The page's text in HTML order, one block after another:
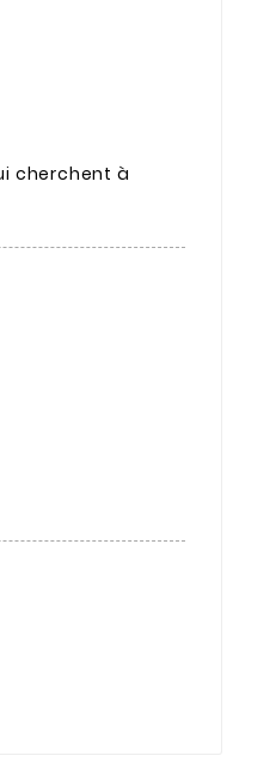
cherchent à